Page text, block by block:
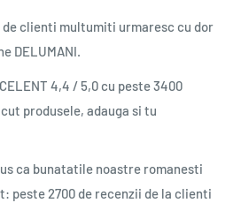
de clienti multumiti urmaresc cu dor
DELUMANI.
4,4 / 5,0 cu peste 3400
produsele, adauga si tu
ca bunatatile noastre romanesti
peste 2700 de recenzii de la clienti